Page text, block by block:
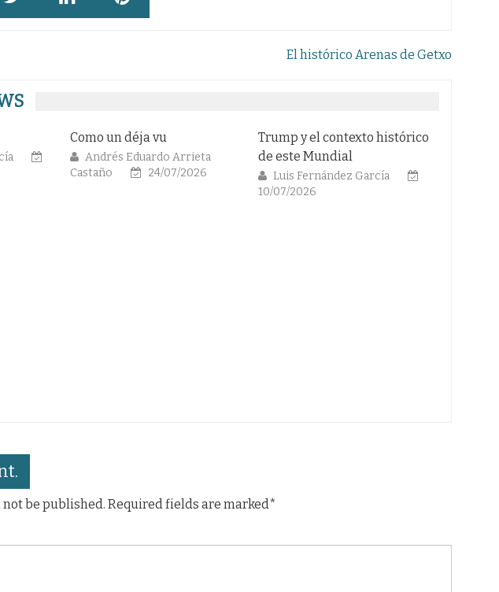
El histórico Arenas de Getxo
déja vu
Eduardo Arrieta
24/07/2026
Trump y el contexto histórico
de este Mundial
Luis Fernández García
Comienza un nuevo Mundial
18/06/2026
be published. Required fields are marked*